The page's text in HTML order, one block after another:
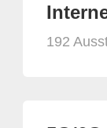
192